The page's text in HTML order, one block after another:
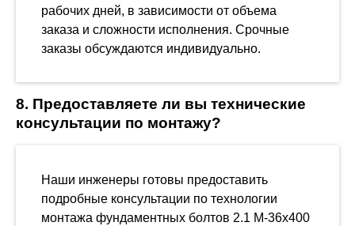
рабочих дней, в зависимости от объема
заказа и сложности исполнения. Срочные
заказы обсуждаются индивидуально.
8. Предоставляете ли вы технические
консультации по монтажу?
Наши инженеры готовы предоставить
подробные консультации по технологии
монтажа фундаментных болтов 2.1 М-36х400